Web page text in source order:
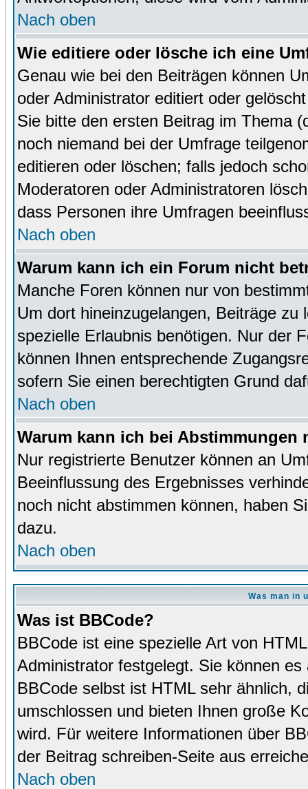
Nach oben
Wie editiere oder lösche ich eine
Genau wie bei den Beiträgen können
oder Administrator editiert oder
Sie bitte den ersten Beitrag im Thema
noch niemand bei der Umfrage
editieren oder löschen; falls jedoch
Moderatoren oder Administratoren
dass Personen ihre Umfragen
Nach oben
Warum kann ich ein Forum nicht
Manche Foren können nur von
Um dort hineinzugelangen, Beiträge
spezielle Erlaubnis benötigen. Nur der
können Ihnen entsprechende
sofern Sie einen berechtigten Grund
Nach oben
Warum kann ich bei Abstimmungen
Nur registrierte Benutzer können an
Beeinflussung des Ergebnisses
noch nicht abstimmen können, haben
dazu.
Nach oben
Was man in
Was ist BBCode?
BBCode ist eine spezielle Art von
Administrator festgelegt. Sie können
BBCode selbst ist HTML sehr ähnlich,
umschlossen und bieten Ihnen große
wird. Für weitere Informationen über
der Beitrag schreiben-Seite aus
Nach oben